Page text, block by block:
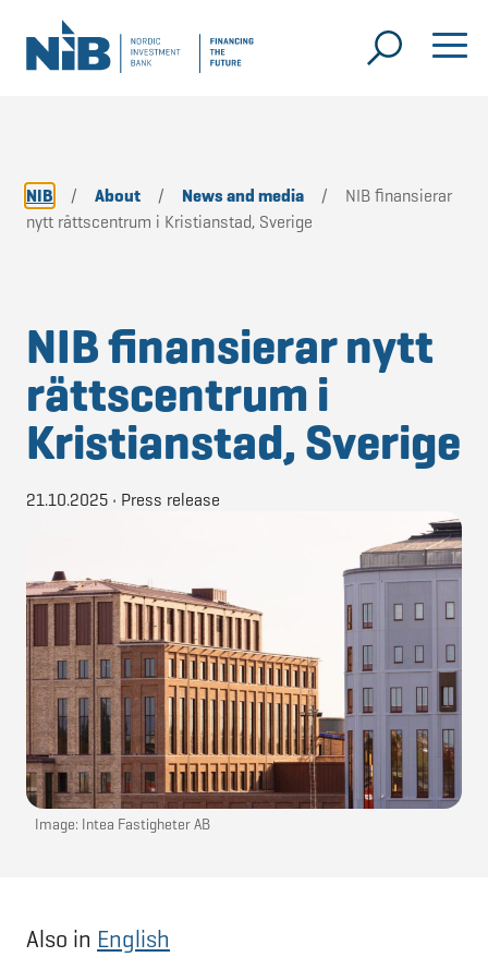
NIB / About / News and media /
NIB finansierar
nytt rättscentrum i Kristianstad, Sverige
NIB finansierar nytt
rättscentrum i
Kristianstad, Sverige
21.10.2025 • Press release
Image: Intea Fastigheter AB
Also in English